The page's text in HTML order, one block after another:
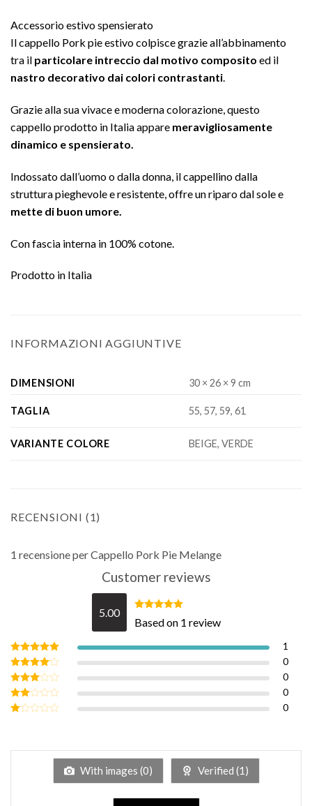
Accessorio estivo spensierato
Il cappello Pork pie estivo colpisce grazie all’abbinamento
tra il particolare intreccio dal motivo composito ed il
nastro decorativo dai colori contrastanti.
Grazie alla sua vivace e moderna colorazione, questo
cappello prodotto in Italia appare meravigliosamente
dinamico e spensierato.
Indossato dall’uomo o dalla donna, il cappellino dalla
struttura pieghevole e resistente, offre un riparo dal sole e
mette di buon umore.
Con fascia interna in 100% cotone.
Prodotto in Italia
INFORMAZIONI AGGIUNTIVE
DIMENSIONI 30 × 26 × 9 cm
TAGLIA 55, 57, 59, 61
VARIANTE COLORE BEIGE, VERDE
RECENSIONI (1)
1 recensione perCappello Pork Pie Melange
Customer reviews
5.00
Valutato
5.00su 5
Based on 1 review
Valutato5
su 5
1
Valutato
4su 5
0
Valutato
3su 5
0
Valutato
0
5
0
With images (0) Verified (1 )